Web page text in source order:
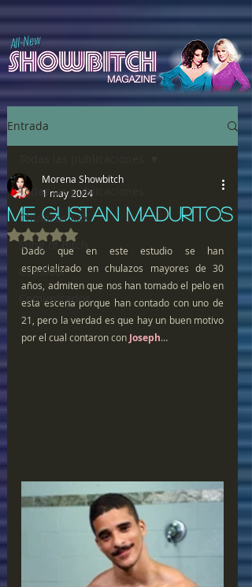
All-New
Entrada
Todas las publicaciones
Chulazos XXX
Song of Bitch
ComiXXX
Comunicados
ME GUSTAN MADURITOS
Morena Showbitch
1 may 2024
Obtuvo NaN de 5 estrellas.
Dado que en este estudio se han
especializado en chulazos mayores de 30
años, admiten que nos han tomado el pelo en
esta escena porque han contado con uno de
21, pero la verdad es que hay un buen motivo
por el cual contaron con Joseph…